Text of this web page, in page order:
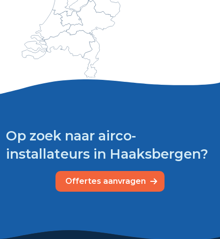
Op zoek naar airco-
installateurs in Haaksbergen?
Offertes aanvragen